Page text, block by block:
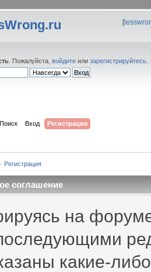
[
. Пожалуйста, войдите или зарегистрируйтесь
Поиск Вход Регистрация
Регистрация
соглашение
на
какие-